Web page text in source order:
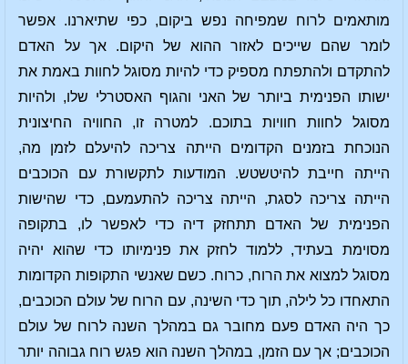
מותאמים לרוח שמפיחה נפש ביקום, כפי שתיארנו. אפשר
לומר שהם שייכים לאזור ההוא של היקום. אך על האדם
להתקדם ולהתפתח מספיק כדי להיות מסוגל לחוות באמת את
ישותו הפנימית ביותר של האני והגוף האסטרלי שלו, ולהיות
מסוגל לחוות חוויות בתוכם. למטרה זו, החוויה החיצונית
הנוכחת בזמנים הקדומים הייתה צריכה להיעלם לזמן מה,
הייתה חייבת להיטשטש. המודעות לתקשורת עם הכוכבים
הייתה צריכה לסגת, הייתה צריכה להתעמעם, כדי שהישות
הפנימית של האדם תתחזק דיה כדי לאפשר לו, בתקופה
מסוימת בעתיד, ללמוד לחזק את פנימיותו כדי שהוא יהיה
מסוגל למצוא את הרוח, כרוח. כשם שאנשי התקופות הקדומות
התאחדו כל לילה, תוך כדי השינה, עם הרוח של עולם הכוכבים,
כך היה האדם פעם מחובר גם במהלך השנה לרוח של עולם
הכוכבים; אך עם הזמן, במהלך השנה הוא פגש רוח גבוהה יותר